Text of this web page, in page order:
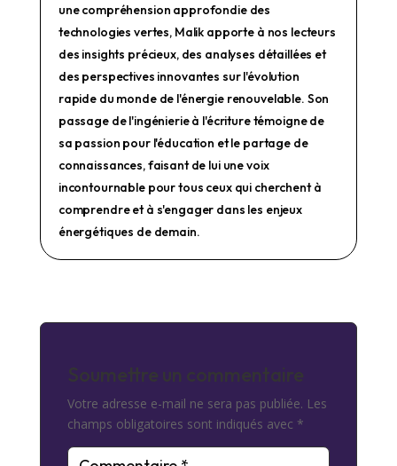
une compréhension approfondie des
technologies vertes, Malik apporte à nos lecteurs
des insights précieux, des analyses détaillées et
des perspectives innovantes sur l'évolution
rapide du monde de l'énergie renouvelable. Son
passage de l'ingénierie à l'écriture témoigne de
sa passion pour l'éducation et le partage de
connaissances, faisant de lui une voix
incontournable pour tous ceux qui cherchent à
comprendre et à s'engager dans les enjeux
énergétiques de demain.
Soumettre un commentaire
Votre adresse e-mail ne sera pas publiée. Les
champs obligatoires sont indiqués avec *